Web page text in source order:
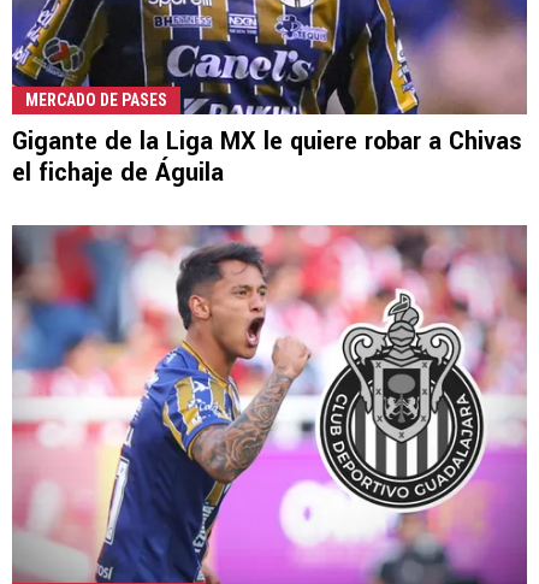
MERCADO DE PASES
Gigante de la Liga MX le quiere robar a Chivas
el fichaje de Águila